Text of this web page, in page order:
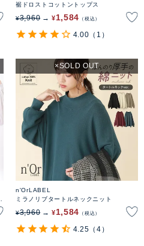
裾ドロストコットントップス
¥3,960 ¥1,584 税込
4.00 （1）
n'OrLABEL
ミラノリブタートルネックニット
¥3,960 ¥1,584 税込
SOLD OUT
4.25 （4）